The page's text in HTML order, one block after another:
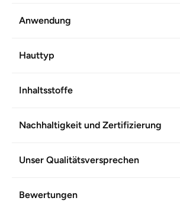
Mikroplastik. Zertifiziert freundlich zum
WEITERE INFORMATIONEN
Anwendung
Hauttyp
Inhaltsstoffe
Nachhaltigkeit und Zertifizierung
Unser Qualitätsversprechen
Bewertungen